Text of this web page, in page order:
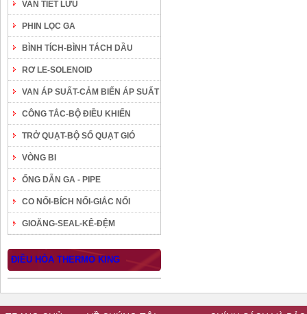
VAN TIẾT LƯU
PHIN LỌC GA
BÌNH TÍCH-BÌNH TÁCH DẦU
RƠ LE-SOLENOID
VAN ÁP SUẤT-CẢM BIẾN ÁP SUẤT
CÔNG TẮC-BỘ ĐIỀU KHIỂN
TRỞ QUẠT-BỘ SỐ QUẠT GIÓ
VÒNG BI
ỐNG DẪN GA - PIPE
CO NỐI-BÍCH NỐI-GIẮC NỐI
GIOĂNG-SEAL-KÊ-ĐỆM
ĐIỀU HÒA THERMO KING